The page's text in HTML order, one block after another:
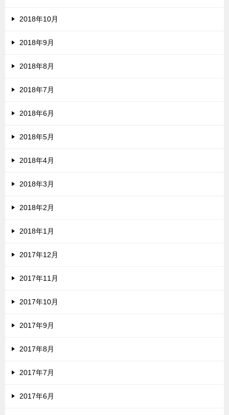
2018年10月
2018年9月
2018年8月
2018年7月
2018年6月
2018年5月
2018年4月
2018年3月
2018年2月
2018年1月
2017年12月
2017年11月
2017年10月
2017年9月
2017年8月
2017年7月
2017年6月